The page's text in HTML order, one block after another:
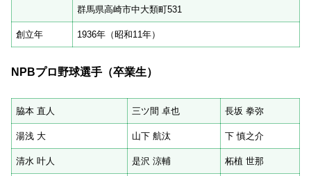
群馬県高崎市中大類町531
創立年 1936年（昭和11年）
NPBプロ野球選手（卒業生）
脇本 直人 三ツ間 卓也 長坂 拳弥
湯浅 大 山下 航汰 下 慎之介
清水 叶人 是沢 涼輔 柘植 世那